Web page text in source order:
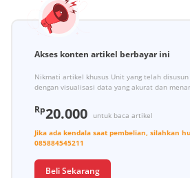
Akses konten artikel berbayar ini
Nikmati artikel khusus Unit yang telah
dengan visualisasi data yang akurat dan
Rp20.000
untuk baca artikel
Jika ada kendala saat pembelian, silahkan
085884545211
Beli Sekarang